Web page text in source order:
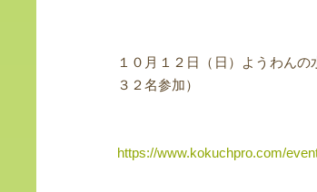
１０月１２日（日）ようわん
３２名参加）
https://www.kokuchpro.com/